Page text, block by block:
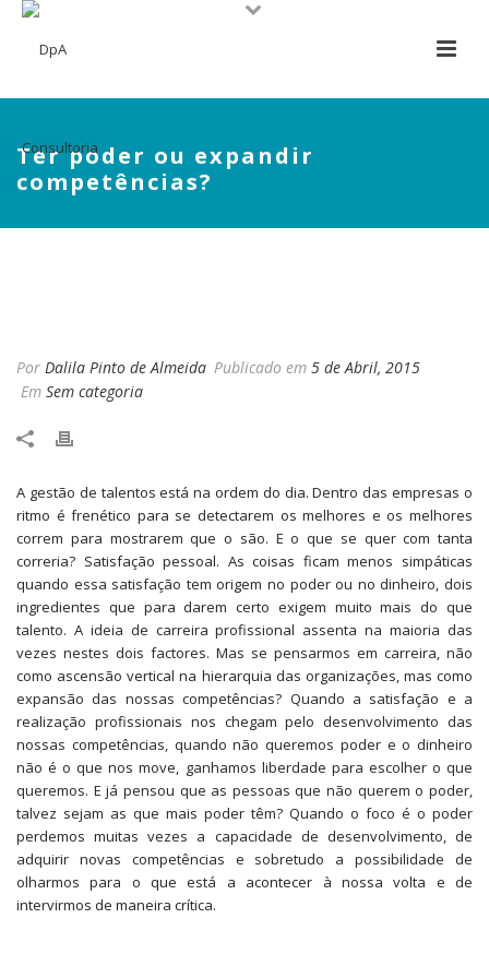
Ter poder ou expandir
competências?
Por Dalila Pinto de Almeida Publicado em 5 de Abril, 2015
Em Sem categoria
A gestão de talentos está na ordem do dia. Dentro das empresas o
ritmo é frenético para se detectarem os melhores e os melhores
correm para mostrarem que o são. E o que se quer com tanta
correria? Satisfação pessoal. As coisas ficam menos simpáticas
quando essa satisfação tem origem no poder ou no dinheiro, dois
ingredientes que para darem certo exigem muito mais do que
talento. A ideia de carreira profissional assenta na maioria das
vezes nestes dois factores. Mas se pensarmos em carreira, não
como ascensão vertical na hierarquia das organizações, mas como
expansão das nossas competências? Quando a satisfação e a
realização profissionais nos chegam pelo desenvolvimento das
nossas competências, quando não queremos poder e o dinheiro
não é o que nos move, ganhamos liberdade para escolher o que
queremos. E já pensou que as pessoas que não querem o poder,
talvez sejam as que mais poder têm? Quando o foco é o poder
perdemos muitas vezes a capacidade de desenvolvimento, de
adquirir novas competências e sobretudo a possibilidade de
olharmos para o que está a acontecer à nossa volta e de
intervirmos de maneira crítica.